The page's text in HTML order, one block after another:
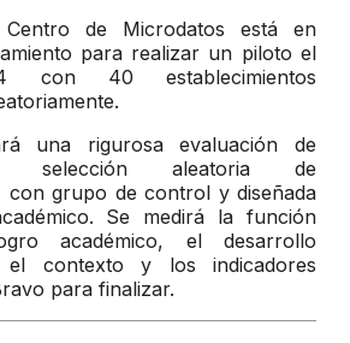
Centro de Microdatos está en
para realizar un piloto el
con 40 establecimientos
una rigurosa evaluación de
selección aleatoria de
con grupo de control y diseñada
Se medirá la función
académico, el desarrollo
el contexto y los indicadores
para finalizar.